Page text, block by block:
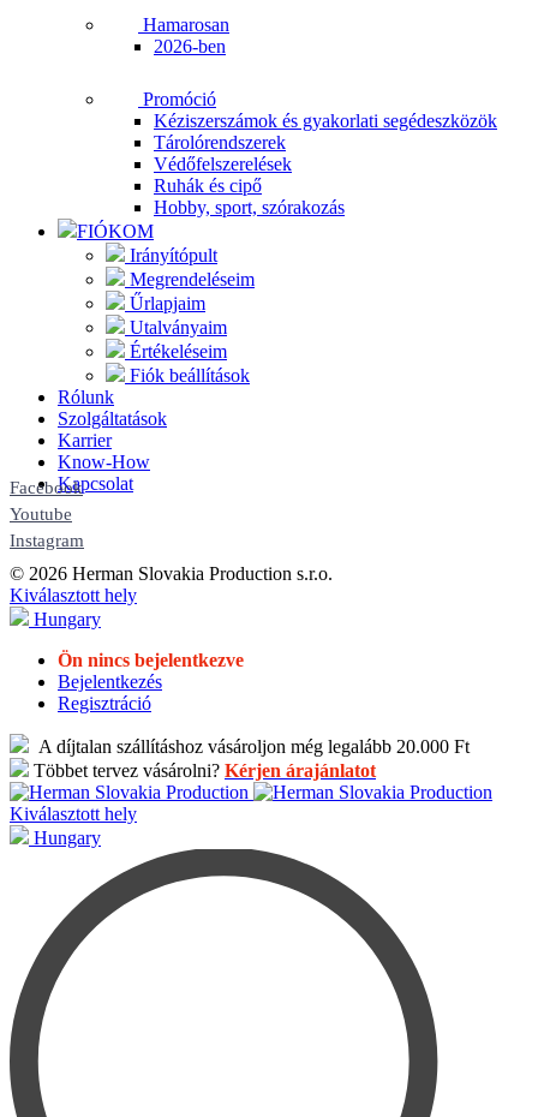
Hamarosan
2026-ben
Promóció
Kéziszerszámok és gyakorlati segédeszközök
Tárolórendszerek
Védőfelszerelések
Ruhák és cipő
Hobby, sport, szórakozás
FIÓKOM
Irányítópult
Megrendeléseim
Űrlapjaim
Utalványaim
Értékeléseim
Fiók beállítások
Rólunk
Szolgáltatások
Karrier
Know-How
Kapcsolat
Facebook
Youtube
Instagram
© 2026 Herman Slovakia Production s.r.o.
Kiválasztott hely
Hungary
Ön nincs bejelentkezve
Bejelentkezés
Regisztráció
A díjtalan szállításhoz vásároljon még legalább 20.000 Ft
Többet tervez vásárolni? Kérjen árajánlatot
Kiválasztott hely
Hungary